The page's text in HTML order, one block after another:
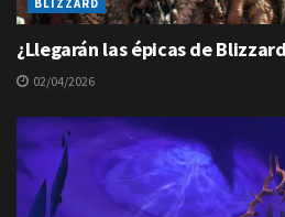
BLIZZARD
¿Llegarán las épicas de
02/04/2026